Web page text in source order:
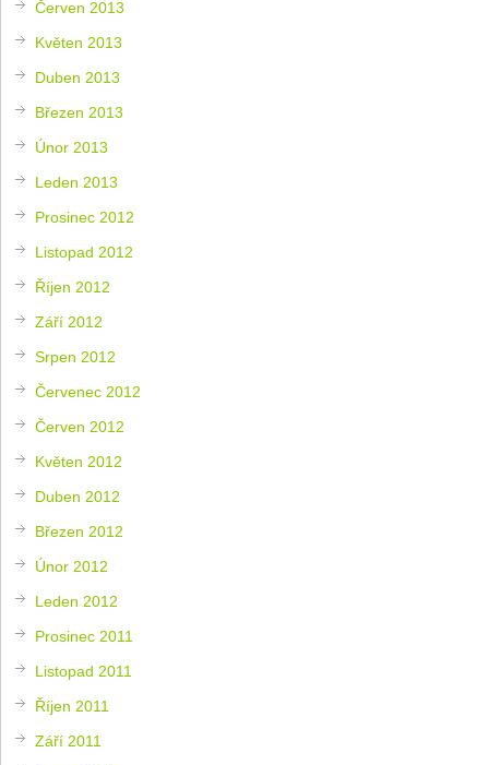
Červen 2013
Květen 2013
Duben 2013
Březen 2013
Únor 2013
Leden 2013
Prosinec 2012
Listopad 2012
Říjen 2012
Září 2012
Srpen 2012
Červenec 2012
Červen 2012
Květen 2012
Duben 2012
Březen 2012
Únor 2012
Leden 2012
Prosinec 2011
Listopad 2011
Říjen 2011
Září 2011